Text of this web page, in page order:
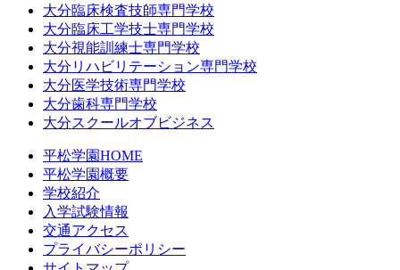
大分臨床検査技師専門学校
大分臨床工学技士専門学校
大分視能訓練士専門学校
大分リハビリテーション専門学校
大分医学技術専門学校
大分歯科専門学校
大分スクールオブビジネス
平松学園HOME
平松学園概要
学校紹介
入学試験情報
交通アクセス
プライバシーポリシー